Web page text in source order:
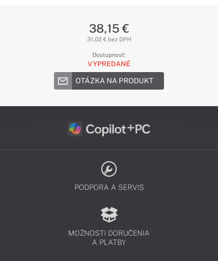
38,15 €
31,02 € bez DPH
Dostupnosť:
VYPREDANÉ
OTÁZKA NA PRODUKT
PODPORA A SERVIS
MOŽNOSTI DORUČENIA
A PLATBY